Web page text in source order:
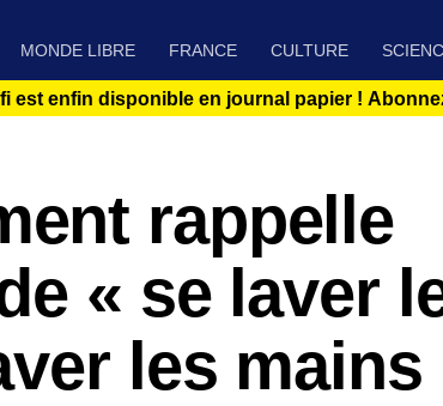
MONDE LIBRE FRANCE CULTURE
est enfin disponible en journal papier !
rappelle
« se laver
les mains